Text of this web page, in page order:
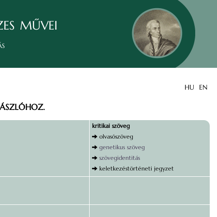
művei
HU EN
kritikai szöveg
olvasószöveg
genetikus szöveg
szövegidentitás
keletkezéstörténeti jegyzet